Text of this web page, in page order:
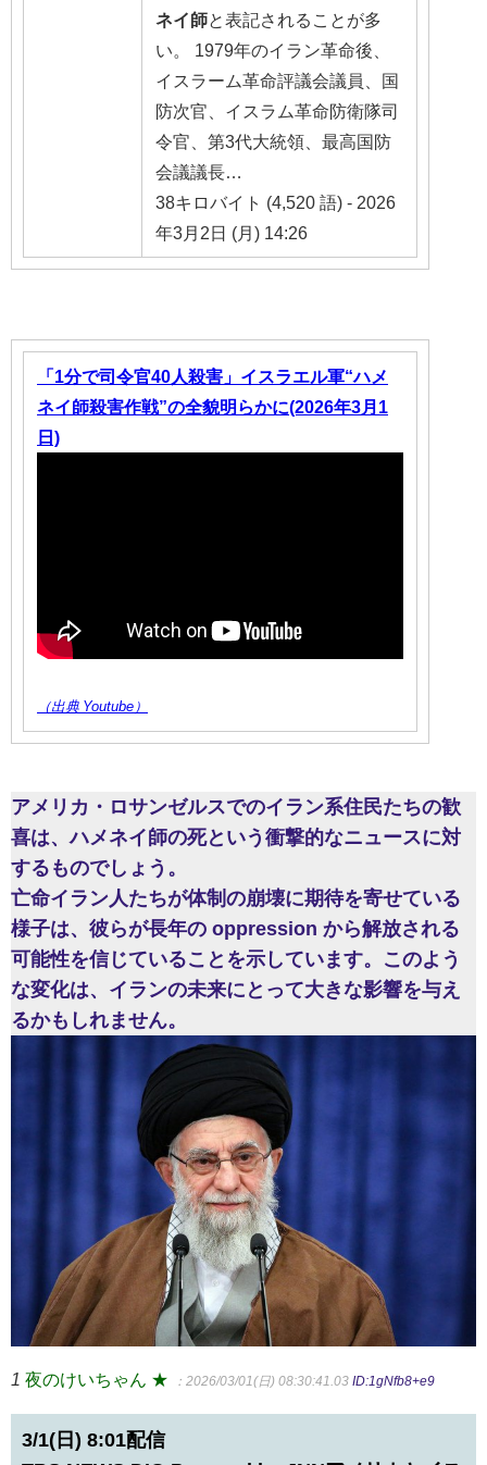
ネイ師と表記されることが多
い。 1979年のイラン革命後、
イスラーム革命評議会議員、国
防次官、イスラム革命防衛隊司
令官、第3代大統領、最高国防
会議議長…
38キロバイト (4,520 語) - 2026
年3月2日 (月) 14:26
「1分で司令官40人殺害」イスラエル軍“ハメ
ネイ師殺害作戦”の全貌明らかに(2026年3月1
日)
（出典 Youtube）
アメリカ・ロサンゼルスでのイラン系住民たちの歓
喜は、ハメネイ師の死という衝撃的なニュースに対
するものでしょう。
亡命イラン人たちが体制の崩壊に期待を寄せている
様子は、彼らが長年の oppression から解放される
可能性を信じていることを示しています。このよう
な変化は、イランの未来にとって大きな影響を与え
るかもしれません。
1 夜のけいちゃん ★ ：2026/03/01(日) 08:30:41.03 ID:1gNfb8+e9
3/1(日) 8:01配信